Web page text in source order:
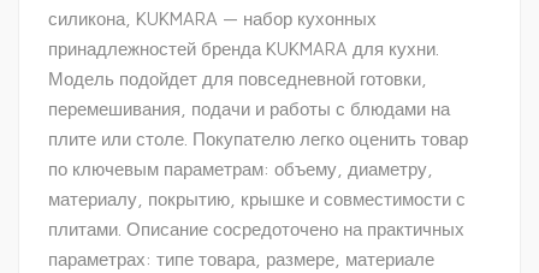
силикона, KUKMARA — набор кухонных
принадлежностей бренда KUKMARA для кухни.
Модель подойдет для повседневной готовки,
перемешивания, подачи и работы с блюдами на
плите или столе. Покупателю легко оценить товар
по ключевым параметрам: объему, диаметру,
материалу, покрытию, крышке и совместимости с
плитами. Описание сосредоточено на практичных
параметрах: типе товара, размере, материале